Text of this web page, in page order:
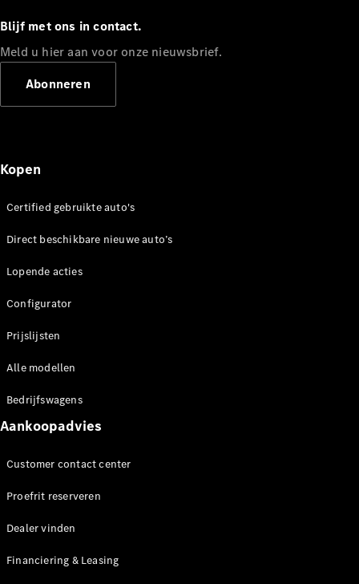
nieuws
Over
Mercedes-
Benz
Over ons
opnemen
Benz
Mercedes-
Mercedes-
Seizoensspecials
Technologie
en
Blijf met ons in contact.
Meld u hier aan voor onze nieuwsbrief.
Abonneren
Kopen
Certified gebruikte auto's
Direct beschikbare nieuwe auto’s
Lopende acties
Configurator
Prijslijsten
Alle modellen
Bedrijfswagens
Aankoopadvies
Customer contact center
Proefrit reserveren
Dealer vinden
Financiering & Leasing